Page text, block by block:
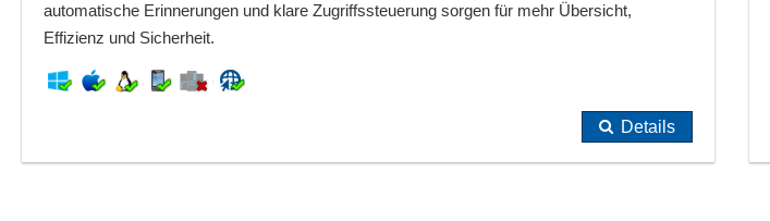
automatische Erinnerungen und klare Zugriffssteuerung sorgen für mehr Übersicht,
Effizienz und Sicherheit.
Details